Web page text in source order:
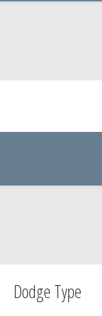
Dodge Type